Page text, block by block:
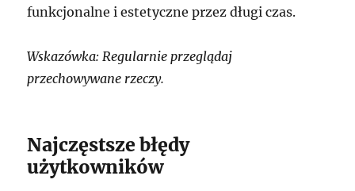
funkcjonalne i estetyczne przez długi czas.
Wskazówka: Regularnie przeglądaj
przechowywane rzeczy.
Najczęstsze błędy
użytkowników